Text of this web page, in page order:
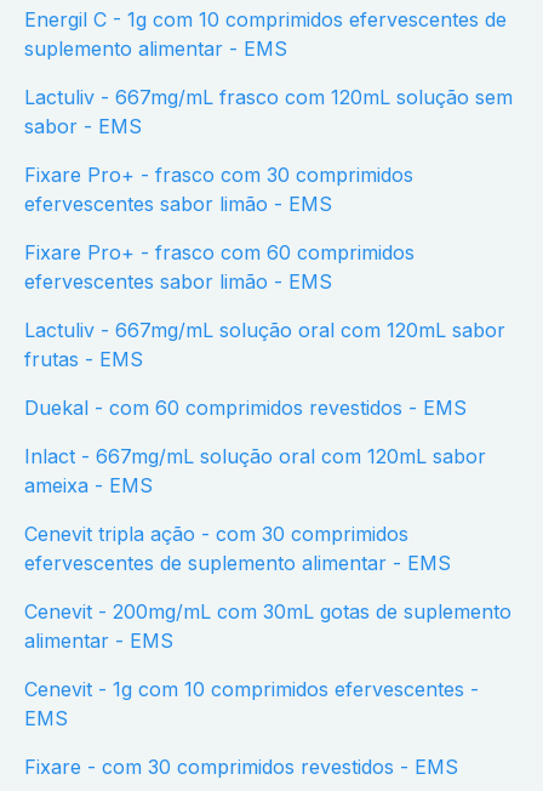
Energil C - 1g com 10 comprimidos efervescentes de
suplemento alimentar - EMS
Lactuliv - 667mg/mL frasco com 120mL solução sem
sabor - EMS
Fixare Pro+ - frasco com 30 comprimidos
efervescentes sabor limão - EMS
Fixare Pro+ - frasco com 60 comprimidos
efervescentes sabor limão - EMS
Lactuliv - 667mg/mL solução oral com 120mL sabor
frutas - EMS
Duekal - com 60 comprimidos revestidos - EMS
Inlact - 667mg/mL solução oral com 120mL sabor
ameixa - EMS
Cenevit tripla ação - com 30 comprimidos
efervescentes de suplemento alimentar - EMS
Cenevit - 200mg/mL com 30mL gotas de suplemento
alimentar - EMS
Cenevit - 1g com 10 comprimidos efervescentes -
EMS
Fixare - com 30 comprimidos revestidos - EMS